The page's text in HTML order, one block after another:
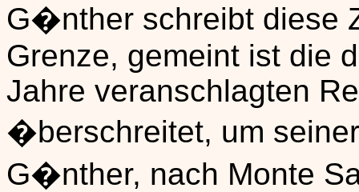
G�nther schreibt diese
Grenze, gemeint ist die
Jahre veranschlagten
�berschreitet, um
G�nther, nach Monte